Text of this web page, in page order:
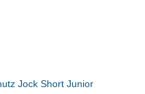
Jock Short Junior